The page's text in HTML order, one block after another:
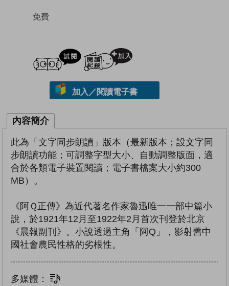
免費
試閲
加入／閱讀電子書
內容簡介
此為「文字同步朗讀」版本（最新版本；設文字同
步朗讀功能；可調整字型大小、自動調整版面，適
合於各類電子裝置閱讀；電子書檔案大小約300
MB）。
《阿Ｑ正傳》為近代著名作家魯迅唯一一部中篇小
說，於1921年12月至1922年2月首次刊登於北京
《晨報副刊》。小說透過主角「阿Q」，影射舊中
國社會農民性格的劣根性。
多媒體：